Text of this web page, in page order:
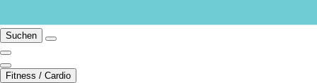
Suchen
Fitness / Cardio